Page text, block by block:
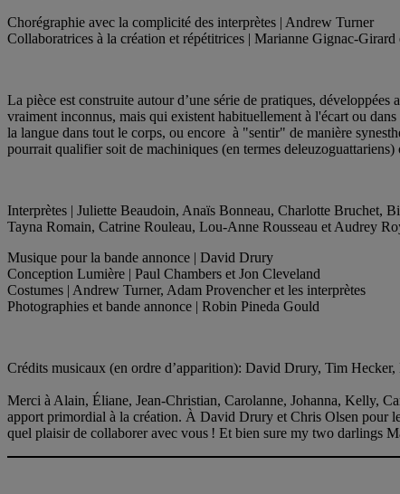
Chorégraphie avec la complicité des interprètes | Andrew Turner
Collaboratrices à la création et répétitrices | Marianne Gignac-
La pièce est construite autour d’une série de pratiques,
vraiment inconnus, mais qui existent habituellement à l'écart ou
la langue dans tout le corps, ou encore à "sentir" de manière
pourrait qualifier soit de machiniques (en termes
Interprètes | Juliette Beaudoin, Anaïs Bonneau, Charlotte Bruchet,
Tayna Romain, Catrine Rouleau, Lou-Anne Rousseau et Audrey
Musique pour la bande annonce | David Drury
Conception Lumière | Paul Chambers et Jon Cleveland
Costumes | Andrew Turner, Adam Provencher et les interprètes
Photographies et bande annonce | Robin Pineda Gould
Crédits musicaux (en ordre d’apparition): David Drury, Tim Hecker,
Merci à Alain, Éliane, Jean-Christian, Carolanne, Johanna, Kelly,
apport primordial à la création. À David Drury et Chris Olsen pour
quel plaisir de collaborer avec vous ! Et bien sure my two darlings